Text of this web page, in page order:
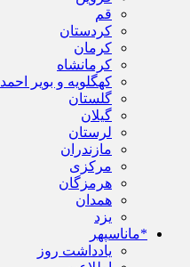
قم
کردستان
کرمان
کرمانشاه
کهگلویه و بویر احمد
گلستان
گیلان
لرستان
مازندران
مرکزی
هرمزگان
همدان
یزد
*ماناسپهر
یادداشت روز